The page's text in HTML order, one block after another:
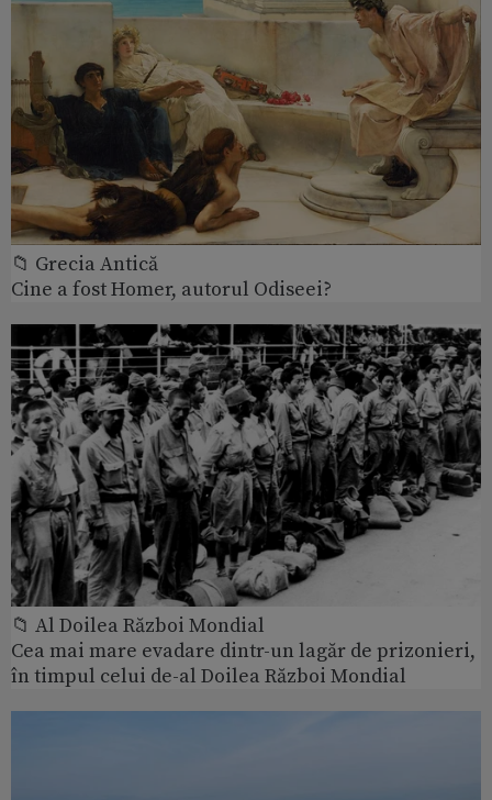
📁 Grecia Antică
Cine a fost Homer, autorul Odiseei?
📁 Al Doilea Război Mondial
Cea mai mare evadare dintr-un lagăr de prizonieri,
în timpul celui de-al Doilea Război Mondial